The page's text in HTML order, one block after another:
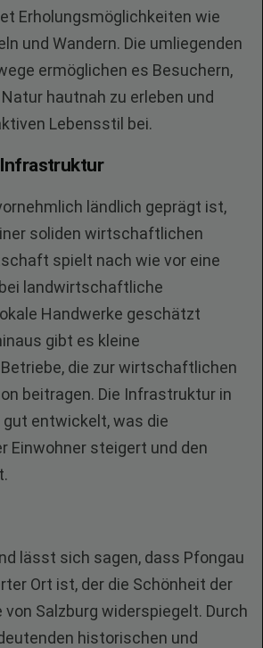
Erholungsmöglichkeiten wie
und Wandern. Die umliegenden
ermöglichen es Besuchern,
hautnah zu erleben und
Lebensstil bei.
ländlich geprägt ist,
soliden wirtschaftlichen
spielt nach wie vor eine
landwirtschaftliche
Handwerke geschätzt
gibt es kleine
die zur wirtschaftlichen
beitragen. Die Infrastruktur in
gut entwickelt, was die
Einwohner steigert und den
lässt sich sagen, dass Pfongau
Ort ist, der die Schönheit der
von Salzburg widerspiegelt. Durch
historischen und